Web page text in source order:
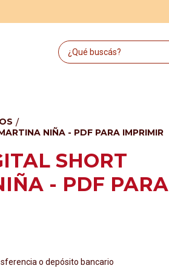
/
NIÑA - PDF PARA IMPRIMIR
SHORT
- PDF PARA
o depósito bancario